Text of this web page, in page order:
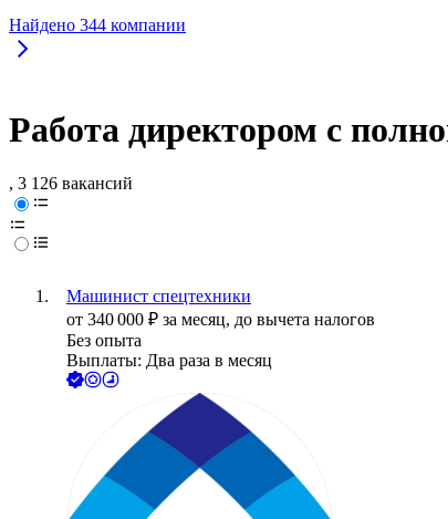
Найдено 344 компании
Работа директором с
, 3 126 вакансий
Машинист спецтехники
от 340 000 ₽ за месяц, до вычета налогов
Без опыта
Выплаты: Два раза в месяц